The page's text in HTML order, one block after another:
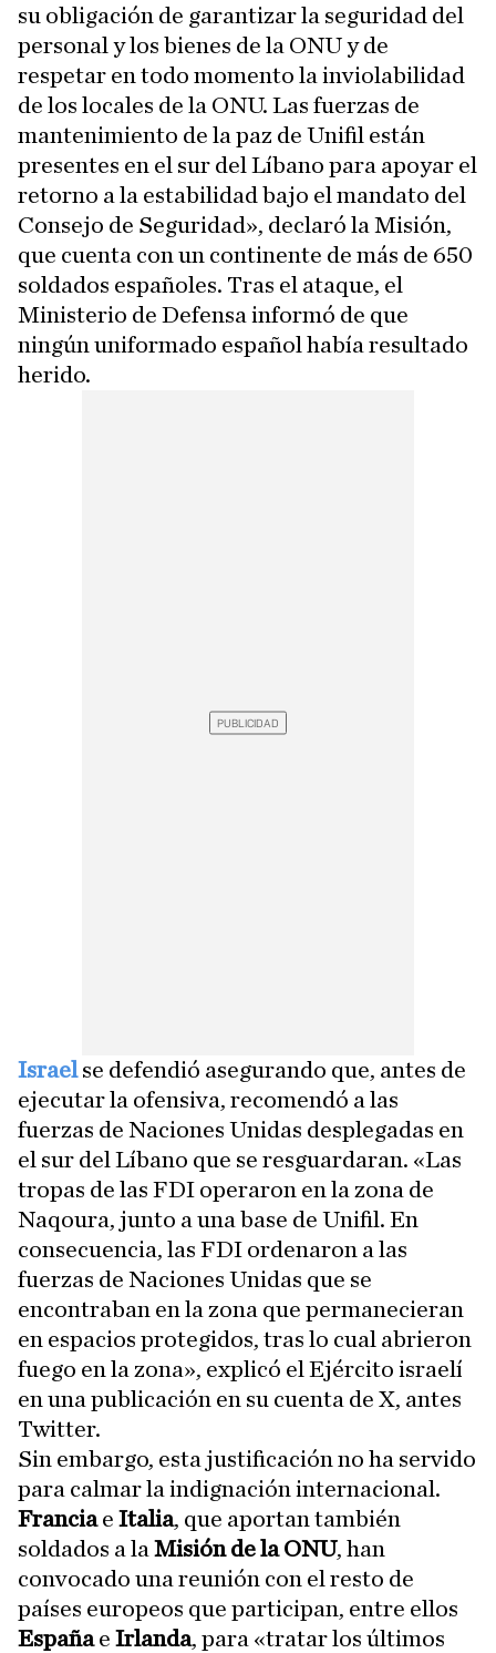
su obligación de garantizar la seguridad del
personal y los bienes de la ONU y de
respetar en todo momento la inviolabilidad
de los locales de la ONU. Las fuerzas de
mantenimiento de la paz de Unifil están
presentes en el sur del Líbano para apoyar el
retorno a la estabilidad bajo el mandato del
Consejo de Seguridad», declaró la Misión,
que cuenta con un continente de más de 650
soldados españoles. Tras el ataque, el
Ministerio de Defensa informó de que
ningún uniformado español había resultado
herido.
Israelse defendió asegurando que, antes de
ejecutar la ofensiva, recomendó a las
fuerzas de Naciones Unidas desplegadas en
el sur del Líbano que se resguardaran. «Las
tropas de las FDI operaron en la zona de
Naqoura, junto a una base de Unifil. En
consecuencia, las FDI ordenaron a las
fuerzas de Naciones Unidas que se
encontraban en la zona que permanecieran
en espacios protegidos, tras lo cual abrieron
fuego en la zona», explicó el Ejército israelí
en una publicación en su cuenta de X, antes
Twitter.
Sin embargo, esta justificación no ha servido
para calmar la indignación internacional.
Franciae Italia, que aportan también
soldados a la Misión de la ONU, han
convocado una reunión con el resto de
países europeos que participan, entre ellos
Españae Irlanda, para «tratar los últimos